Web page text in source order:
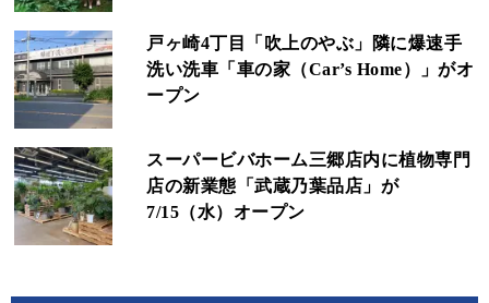
戸ヶ崎4丁目「吹上のやぶ」隣に爆速手
洗い洗車「車の家（Car’s Home）」がオ
ープン
スーパービバホーム三郷店内に植物専門
店の新業態「武蔵乃葉品店」が
7/15（水）オープン